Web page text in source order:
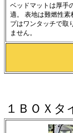
ベッドマットは厚手
適。 表地は難燃性素
プはワンタッチで取
ません。
１ＢＯＸタ